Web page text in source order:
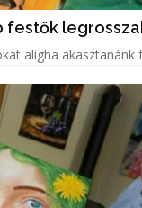
festők
aligha akasztanánk